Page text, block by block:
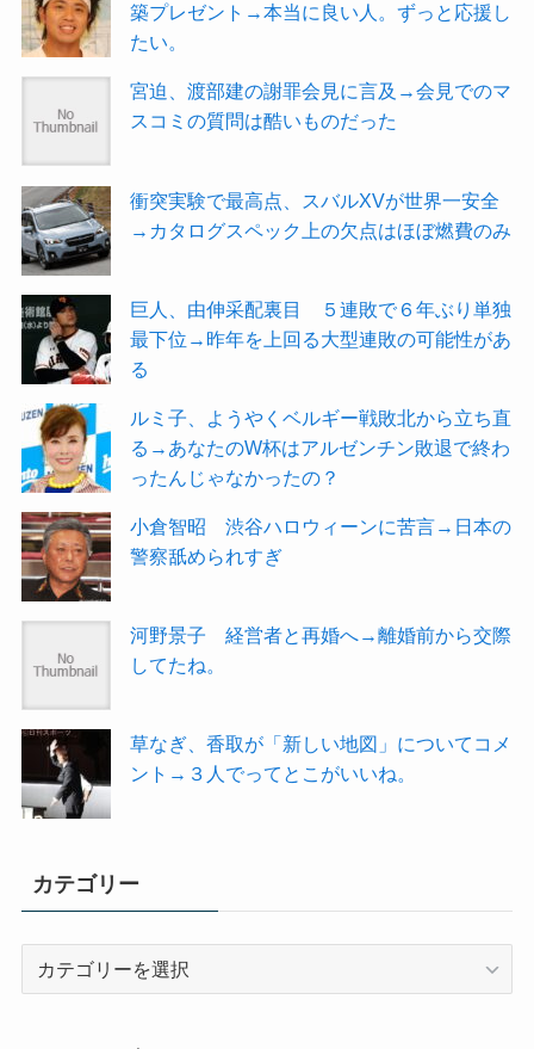
築プレゼント→本当に良い人。ずっと応援し
たい。
宮迫、渡部建の謝罪会見に言及→会見でのマ
スコミの質問は酷いものだった
衝突実験で最高点、スバルXVが世界一安全
→カタログスペック上の欠点はほぼ燃費のみ
巨人、由伸采配裏目 ５連敗で６年ぶり単独
最下位→昨年を上回る大型連敗の可能性があ
る
ルミ子、ようやくベルギー戦敗北から立ち直
る→あなたのW杯はアルゼンチン敗退で終わ
ったんじゃなかったの？
小倉智昭 渋谷ハロウィーンに苦言→日本の
警察舐められすぎ
河野景子 経営者と再婚へ→離婚前から交際
してたね。
草なぎ、香取が「新しい地図」についてコメ
ント→３人でってとこがいいね。
カテゴリー